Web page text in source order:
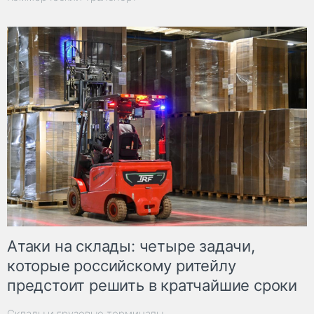
Атаки на склады: четыре задачи,
которые российскому ритейлу
предстоит решить в кратчайшие сроки